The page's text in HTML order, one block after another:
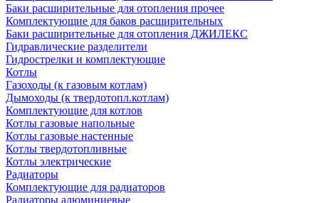
Баки расширительные для отопления прочее
Комплектующие для баков расширительных
Баки расширительные для отопления ДЖИЛЕКС
Гидравлические разделители
Гидрострелки и комплектующие
Котлы
Газоходы (к газовым котлам)
Дымоходы (к твердотопл.котлам)
Комплектующие для котлов
Котлы газовые напольные
Котлы газовые настенные
Котлы твердотопливные
Котлы электрические
Радиаторы
Комплектующие для радиаторов
Радиаторы алюминиевые